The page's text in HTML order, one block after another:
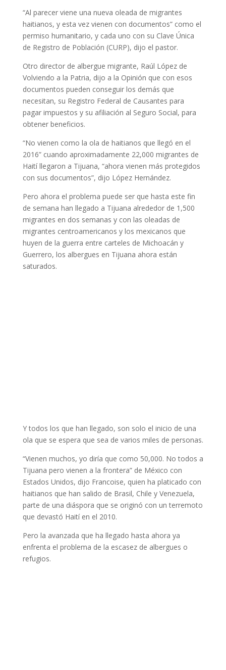
“Al parecer viene una nueva oleada de migrantes
haitianos, y esta vez vienen con documentos” como el
permiso humanitario, y cada uno con su Clave Única
de Registro de Población (CURP), dijo el pastor.
Otro director de albergue migrante, Raúl López de
Volviendo a la Patria, dijo a la Opinión que con esos
documentos pueden conseguir los demás que
necesitan, su Registro Federal de Causantes para
pagar impuestos y su afiliación al Seguro Social, para
obtener beneficios.
“No vienen como la ola de haitianos que llegó en el
2016” cuando aproximadamente 22,000 migrantes de
Haití llegaron a Tijuana, “ahora vienen más protegidos
con sus documentos”, dijo López Hernández.
Pero ahora el problema puede ser que hasta este fin
de semana han llegado a Tijuana alrededor de 1,500
migrantes en dos semanas y con las oleadas de
migrantes centroamericanos y los mexicanos que
huyen de la guerra entre carteles de Michoacán y
Guerrero, los albergues en Tijuana ahora están
saturados.
Y todos los que han llegado, son solo el inicio de una
ola que se espera que sea de varios miles de personas.
“Vienen muchos, yo diría que como 50,000. No todos a
Tijuana pero vienen a la frontera” de México con
Estados Unidos, dijo Francoise, quien ha platicado con
haitianos que han salido de Brasil, Chile y Venezuela,
parte de una diáspora que se originó con un terremoto
que devastó Haití en el 2010.
Pero la avanzada que ha llegado hasta ahora ya
enfrenta el problema de la escasez de albergues o
refugios.